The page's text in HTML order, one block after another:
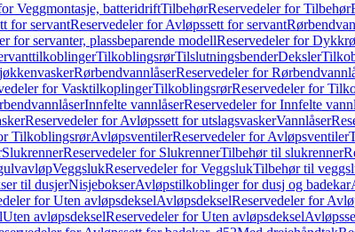
Veggmontasje, batteridriftTilbehørReservedeler for Tilbehør
for servantReservedeler for Avløpssett for servant
for servanter, plassbeparende modellReservedeler for
TilkoblingsrørTilslutningsbenderDeksler
RørbendvannlåserReservedeler for
for VasktilkoplingerTilkoblingsrørReservedeler for
Innfelte vannlåserReservedeler for Innfelte
Reservedeler for Avløpssett for utslagsvaskerVannlåser
TilkoblingsrørAvløpsventilerReservedeler for Avløpsventiler
SlukrennerReservedeler for SlukrennerTilbehør til slukrenner
VeggslukReservedeler for VeggslukTilbehør til
til dusjerNisjebokserAvløpstilkoblinger for dusj og badekar
for Uten avløpsdekselAvløpsdekselReservedeler for
Uten avløpsdekselReservedeler for Uten avløpsdeksel